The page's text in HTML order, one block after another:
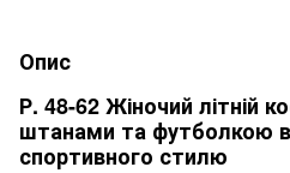
Опис
Р. 48-62 Жіночий літній
штанами та футболкою
спортивного стилю